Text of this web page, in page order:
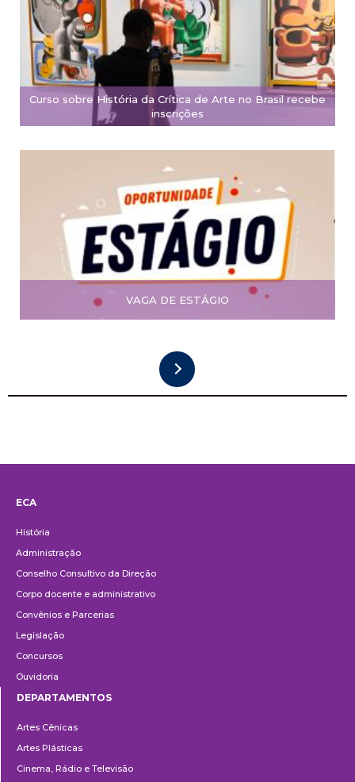
Curso sobre História da Crítica de Arte no Brasil recebe
inscrições
VAGA DE ESTÁGIO
ECA
História
Administração
Conselho Consultivo da Direção
Corpo docente e administrativo
Convênios e Parcerias
Legislação
Concursos
Ouvidoria
DEPARTAMENTOS
Artes Cênicas
Artes Plásticas
Cinema, Rádio e Televisão